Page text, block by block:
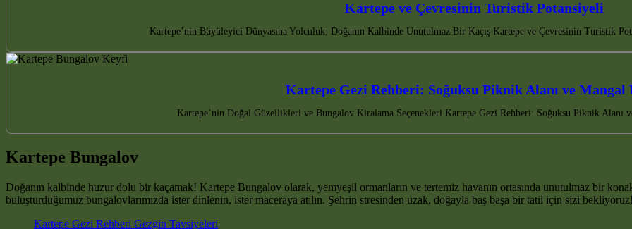
Kartepe ve Çevresinin Turistik Potansiyeli
Kartepe’nin Büyüleyici Dünyasına Yolculuk: Doğanın Kalbinde Unutulmaz Bir Kaçış Kartepe ve Çevresinin Turistik
Kartepe Gezi Rehberi: Soğuksu Piknik Alanı ve Mangal
Kartepe’nin Doğal Güzellikleri ve Bungalov Kiralama Seçenekleri Kartepe Gezi Rehberi: Soğuksu Piknik
Kartepe Bungalov
Doğanın kalbinde huzur dolu bir kaçamak! Kartepe Bungalov olarak, yemyeşil ormanların ve tertemiz havanın ortasında unutulmaz bir
buluşturduğumuz bungalovlarımızda ister dinlenin, ister maceraya atılın. Şehrin stresinden uzak, doğayla baş başa bir tatil için sizi bekliyoruz!
Kartepe Gezi Rehberi Gezgin Tavsiyeleri